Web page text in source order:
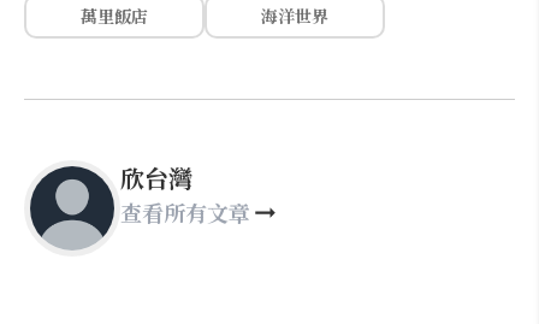
萬里飯店
海洋世界
欣台灣
查看所有文章